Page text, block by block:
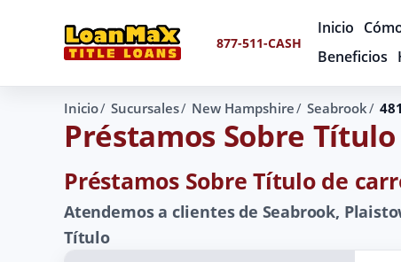
877-511-CASH
Inicio
Beneficios
Inicio Sucursales New Hampshire Seabrook
Préstamos Sobre
Préstamos Sobre Título de
Atendemos a clientes de Seabrook,
Título